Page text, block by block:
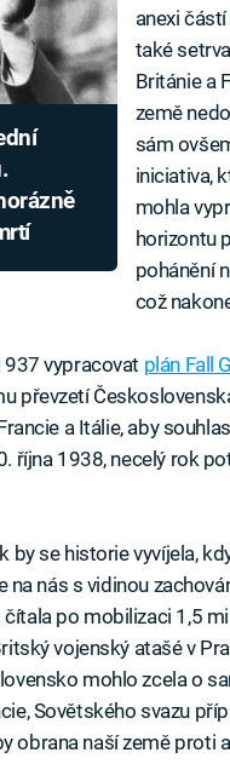
anexi
také
Británie a
země
sám
iniciativa,
mohla
horizontu
pohánění
což
vypracovat plán Fall
převzetí
a Itálie, aby
října 1938, necelý rok
by se historie vyvíjela,
na nás s vidinou
po mobilizaci 1,5
vojenský atašé v
mohlo zcela o
Sovětského svazu
obrana naší země proti